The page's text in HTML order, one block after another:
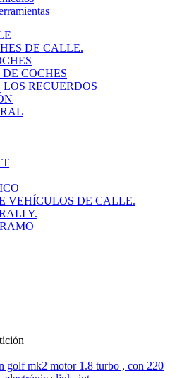
DE CALLE.
COCHES
RECUERDOS
VEHÍCULOS DE CALLE.
golf mk2 motor 1.8 turbo , con 220
electrónica link, int